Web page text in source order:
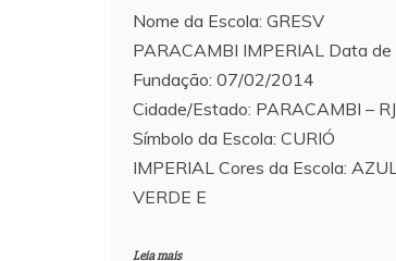
Nome da Escola: GRESV
PARACAMBI IMPERIAL Data de
Fundação: 07/02/2014
Cidade/Estado: PARACAMBI – RJ
Símbolo da Escola: CURIÓ
IMPERIAL Cores da Escola: AZUL,
VERDE E
Leia mais